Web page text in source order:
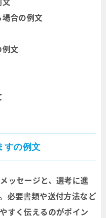
場合の例文
例文
すの例文
ッセージと、選考に進
必要書類や送付方法など
すく伝えるのがポイン